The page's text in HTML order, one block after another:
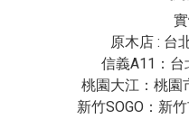
原木店 : 台
信義A11：
桃園大江：桃園
新竹SOGO：新